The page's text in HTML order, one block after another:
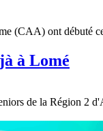
(CAA) ont débuté
à Lomé
de la Région 2